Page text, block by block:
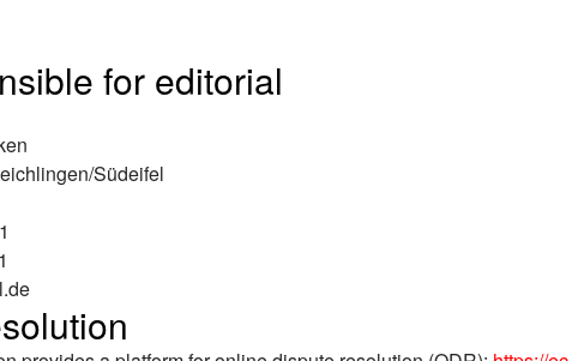
for editorial
Südeifel